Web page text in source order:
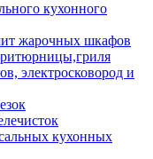
кухонного
жарочных шкафов
электросковород и
кухонных